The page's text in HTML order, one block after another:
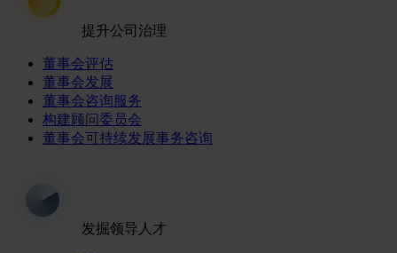
提升公司治理
董事会评估
董事会发展
董事会咨询服务
构建顾问委员会
董事会可持续发展事务咨询
发掘领导人才